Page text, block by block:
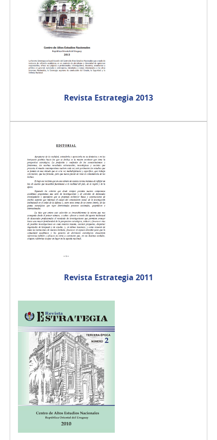
Revista Estrategia 2013
Revista Estrategia 2011